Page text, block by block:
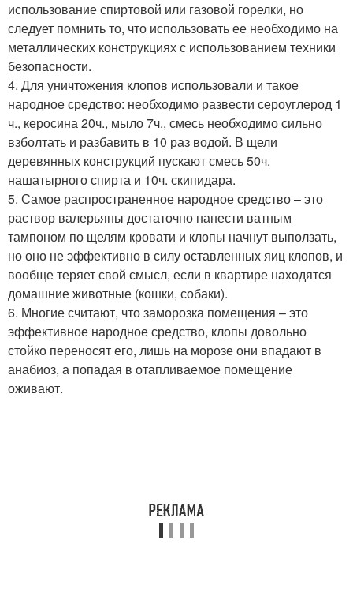
использование спиртовой или газовой горелки, но
следует помнить то, что использовать ее необходимо на
металлических конструкциях с использованием техники
безопасности.
4. Для уничтожения клопов использовали и такое
народное средство: необходимо развести сероуглерод 1
ч., керосина 20ч., мыло 7ч., смесь необходимо сильно
взболтать и разбавить в 10 раз водой. В щели
деревянных конструкций пускают смесь 50ч.
нашатырного спирта и 10ч. скипидара.
5. Самое распространенное народное средство – это
раствор валерьяны достаточно нанести ватным
тампоном по щелям кровати и клопы начнут выползать,
но оно не эффективно в силу оставленных яиц клопов, и
вообще теряет свой смысл, если в квартире находятся
домашние животные (кошки, собаки).
6. Многие считают, что заморозка помещения – это
эффективное народное средство, клопы довольно
стойко переносят его, лишь на морозе они впадают в
анабиоз, а попадая в отапливаемое помещение
оживают.